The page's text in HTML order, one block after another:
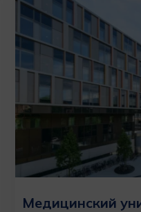
Медицинский